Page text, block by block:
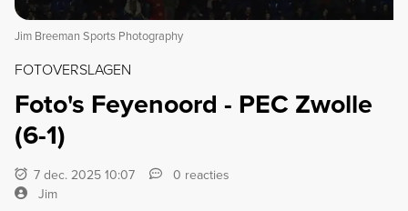
Jim Breeman Sports Photography
FOTOVERSLAGEN
Foto's Feyenoord - PEC Zwolle
(6-1)
7 dec. 2025 10:07
0 reacties
Jim